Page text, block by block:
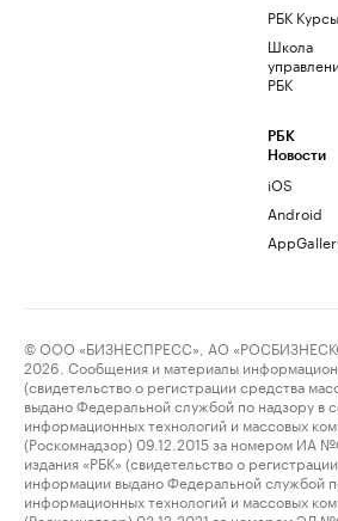
РБК Курсы
Школа
РБК
РБК
Новости
iOS
Android
© ООО «БИЗНЕСПРЕСС», АО
2026. Сообщения и материалы
(свидетельство о регистрации средства
выдано Федеральной службой по надзору в
информационных технологий и массовых
(Роскомнадзор) 09.12.2015 за номером ИА
издания «РБК» (свидетельство о
информации выдано Федеральной службой
информационных технологий и массовых